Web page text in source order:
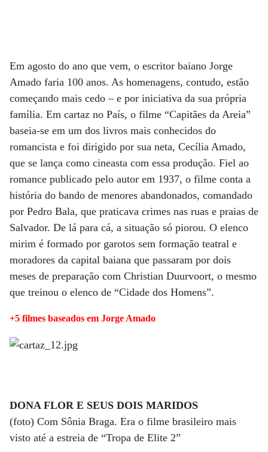
Em agosto do ano que vem, o escritor baiano Jorge
Amado faria 100 anos. As homenagens, contudo, estão
começando mais cedo – e por iniciativa da sua própria
família. Em cartaz no País, o filme “Capitães da Areia”
baseia-se em um dos livros mais conhecidos do
romancista e foi dirigido por sua neta, Cecília Amado,
que se lança como cineasta com essa produção. Fiel ao
romance publicado pelo autor em 1937, o filme conta a
história do bando de menores abandonados, comandado
por Pedro Bala, que praticava crimes nas ruas e praias de
Salvador. De lá para cá, a situação só piorou. O elenco
mirim é formado por garotos sem formação teatral e
moradores da capital baiana que passaram por dois
meses de preparação com Christian Duurvoort, o mesmo
que treinou o elenco de “Cidade dos Homens”.
+5 filmes baseados em Jorge Amado
DONA FLOR E SEUS DOIS MARIDOS
(foto) Com Sônia Braga. Era o filme brasileiro mais
visto até a estreia de “Tropa de Elite 2”